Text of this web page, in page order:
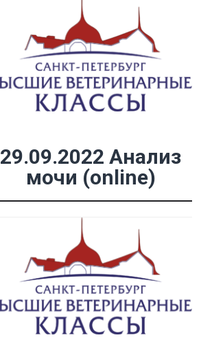
29.09.2022 Анализ
мочи (online)